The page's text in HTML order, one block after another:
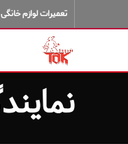
تعمیرات لوازم